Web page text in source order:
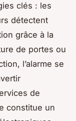
clés : les
détectent
grâce à la
de portes ou
l’alarme se
de
constitue un